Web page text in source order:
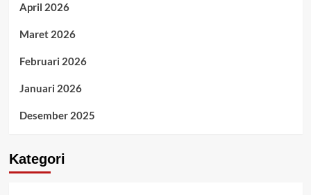
April 2026
Maret 2026
Februari 2026
Januari 2026
Desember 2025
Kategori